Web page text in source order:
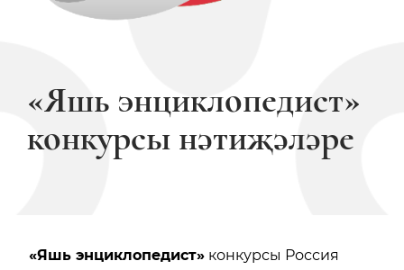
«Яшь энциклопедист»
конкурсы нәтиҗәләре
«Яшь энциклопедист» конкурсы Россия